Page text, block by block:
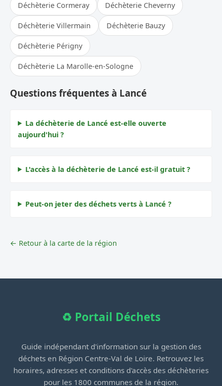
Déchèterie Cormeray Déchèterie Cheverny
Déchèterie Villermain Déchèterie Bauzy
Déchèterie Périgny
Déchèterie La Marolle-en-Sologne
Questions fréquentes à Lancé
La déchèterie de Lancé est-elle ouverte
aujourd'hui ?
L'accès à la déchèterie de Lancé est-il gratuit ?
Peut-on jeter des déchets verts à Lancé ?
← Retour à la carte de la région
♻️ Portail Déchets
Guide indépendant d'information sur la gestion des
déchets en Région Centre-Val de Loire. Retrouvez les
horaires, adresses et conditions d'accès des déchèteries
pour les 1800 communes de la région.